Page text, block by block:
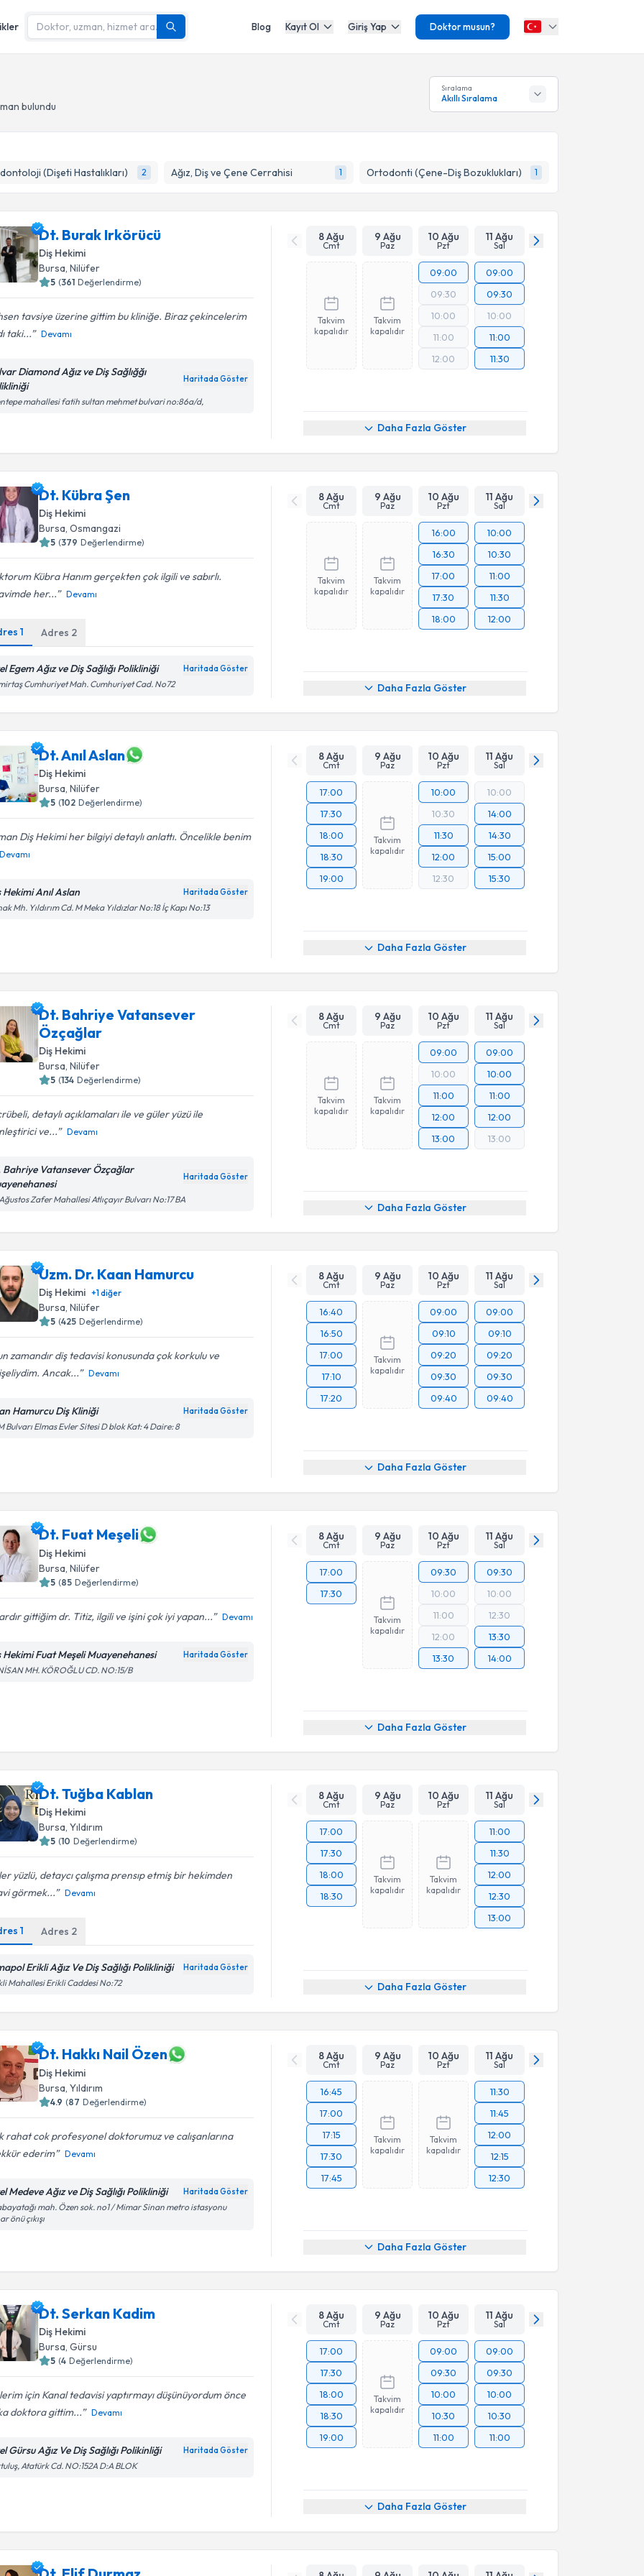
Blog Kayıt Ol Giriş Yap Doktor musun?
bulundu
Sıralama
Akıllı Sıralama
(Dişeti Hastalıkları) 2 Ağız, Diş ve Çene Cerrahisi 1 Ortodonti (Çene-Diş Bozuklukları) 1
Dt. Burak Irkörücü
Diş Hekimi
Bursa, Nilüfer
5 (361 Değerlendirme)
tavsiye üzerine gittim bu kliniğe. Biraz çekincelerim
taki...
Devamı
Diamond Ağız ve Diş Sağlığğı
Haritada Göster
mahallesi fatih sultan mehmet bulvari no:86a/d,
8 Ağu
Cmt
9 Ağu
Paz
10 Ağu
Pzt
11 Ağu
Sal
Takvim
kapalıdır
Takvim
kapalıdır
09:00
09:30
10:00
11:00
12:00
09:00
09:30
10:00
11:00
11:30
Daha Fazla Göster
Dt. Kübra Şen
Diş Hekimi
Bursa , Osmangazi
5 (379 Değerlendirme)
Kübra Hanım gerçekten çok ilgili ve sabırlı.
her...
Devamı
1 Adres 2
Egem Ağız ve Diş Sağlığı Polikliniği Haritada Göster
Cumhuriyet Mah. Cumhuriyet Cad. No72
8 Ağu
Cmt
9 Ağu
Paz
10 Ağu
Pzt
11 Ağu
Sal
Takvim
kapalıdır
Takvim
kapalıdır
16:00
16:30
17:00
17:30
18:00
10:00
10:30
11:00
11:30
12:00
Daha Fazla Göster
Dt. Anıl Aslan
Diş Hekimi
Bursa, Nilüfer
5 (102 Değerlendirme)
Diş Hekimi her bilgiyi detaylı anlattı. Öncelikle benim
Devamı
Hekimi Anıl Aslan Haritada Göster
Mh. Yıldırım Cd. M Meka Yıldızlar No:18 İç Kapı No:13
8 Ağu
Cmt
9 Ağu
Paz
10 Ağu
Pzt
11 Ağu
Sal
17:00
17:30
18:00
18:30
19:00
Takvim
kapalıdır
10:00
10:30
11:30
12:00
12:30
10:00
14:00
14:30
15:00
15:30
Daha Fazla Göster
Dt. Bahriye Vatansever
Özçağlar
Diş Hekimi
Bursa , Nilüfer
5 (134 Değerlendirme)
detaylı açıklamaları ile ve güler yüzü ile
ve...
Devamı
Bahriye Vatansever Özçağlar
Haritada Göster
Zafer Mahallesi Atlıçayır Bulvarı No:17 BA
8 Ağu
Cmt
9 Ağu
Paz
10 Ağu
Pzt
11 Ağu
Sal
Takvim
kapalıdır
Takvim
kapalıdır
09:00
10:00
11:00
12:00
13:00
09:00
10:00
11:00
12:00
13:00
Daha Fazla Göster
Uzm. Dr. Kaan Hamurcu
Diş Hekimi +1diğer
Bursa, Nilüfer
5 (425 Değerlendirme)
zamandır diş tedavisi konusunda çok korkulu ve
Ancak...
Devamı
Hamurcu Diş Kliniği Haritada Göster
Bulvarı Elmas Evler Sitesi D blok Kat: 4 Daire: 8
8 Ağu
Cmt
9 Ağu
Paz
10 Ağu
Pzt
11 Ağu
Sal
16:40
16:50
17:00
17:10
17:20
Takvim
kapalıdır
09:00
09:10
09:20
09:30
09:40
09:00
09:10
09:20
09:30
09:40
Daha Fazla Göster
Dt. Fuat Meşeli
Diş Hekimi
Bursa , Nilüfer
5 (85 Değerlendirme)
gittiğim dr. Titiz, ilgili ve işini çok iyi yapan... Devamı
Hekimi Fuat Meşeli Muayenehanesi Haritada Göster
MH. KÖROĞLU CD. NO:15/B
8 Ağu
Cmt
9 Ağu
Paz
10 Ağu
Pzt
11 Ağu
Sal
17:00
17:30
Takvim
kapalıdır
09:30
10:00
11:00
12:00
13:30
09:30
10:00
12:30
13:30
14:00
Daha Fazla Göster
Dt. Tuğba Kablan
Diş Hekimi
Bursa, Yıldırım
5 (10 Değerlendirme)
yüzlü, detaycı çalışma prensıp etmiş bir hekimden
görmek...
Devamı
1 Adres 2
Erikli Ağız Ve Diş Sağlığı Polikliniği Haritada Göster
Mahallesi Erikli Caddesi No:72
8 Ağu
Cmt
9 Ağu
Paz
10 Ağu
Pzt
11 Ağu
Sal
17:00
17:30
18:00
18:30
Takvim
kapalıdır
Takvim
kapalıdır
11:00
11:30
12:00
12:30
13:00
Daha Fazla Göster
Dt. Hakkı Nail Özen
Diş Hekimi
Bursa , Yıldırım
4.9 (87 Değerlendirme)
rahat cok profesyonel doktorumuz ve calışanlarına
ederim
Devamı
Medeve Ağız ve Diş Sağlığı Polikliniği Haritada Göster
mah. Özen sok. no1 / Mimar Sinan metro istasyonu
önü çıkışı
8 Ağu
Cmt
9 Ağu
Paz
10 Ağu
Pzt
11 Ağu
Sal
16:45
17:00
17:15
17:30
17:45
Takvim
kapalıdır
Takvim
kapalıdır
11:30
11:45
12:00
12:15
12:30
Daha Fazla Göster
Dt. Serkan Kadim
Diş Hekimi
Bursa, Gürsu
5 (4 Değerlendirme)
için Kanal tedavisi yaptırmayı düşünüyordum önce
doktora gittim...
Devamı
Gürsu Ağız Ve Diş Sağlığı Polikinliği Haritada Göster
Atatürk Cd. NO:152A D:A BLOK
8 Ağu
Cmt
9 Ağu
Paz
10 Ağu
Pzt
11 Ağu
Sal
17:00
17:30
18:00
18:30
19:00
Takvim
kapalıdır
09:00
09:30
10:00
10:30
11:00
09:00
09:30
10:00
10:30
11:00
Daha Fazla Göster